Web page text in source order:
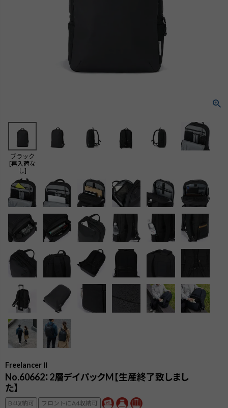
ブラック
[再入荷な
し]
FreelancerⅡ
No.60662：2層デイパックM【生産終了致しまし
た】
B4収納可
フロントにA4収納可